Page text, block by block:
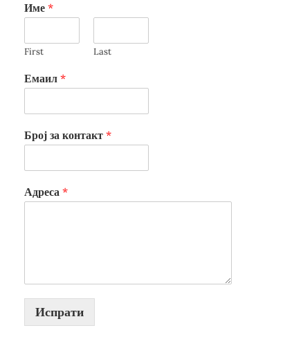
Име *
First Last
Емаил *
Број за контакт *
Адреса *
Испрати